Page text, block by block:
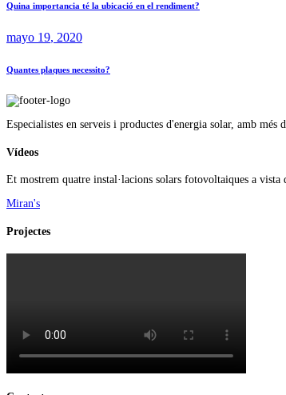
Quina importancia té la ubicació en el rendiment?
mayo 19, 2020
Quantes plaques necessito?
Especialistes en serveis i productes d'energia solar, amb
Vídeos
Et mostrem quatre instal·lacions solars fotovoltaiques a vista
Miran's
Projectes